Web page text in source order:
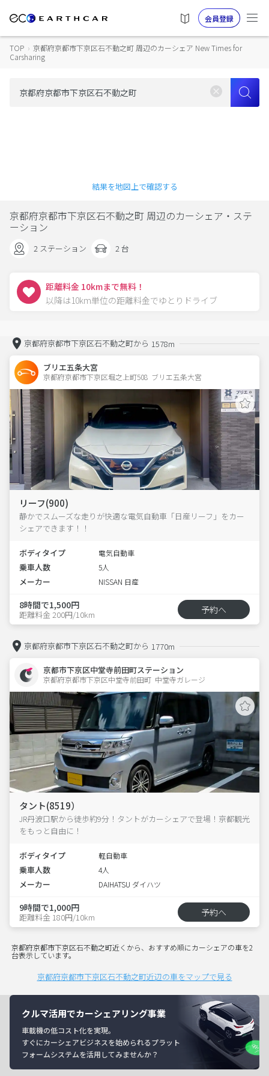
会員登録
TOP › 京都府京都市下京区石不動之町 周辺のカーシェア New Times for
Carsharing
結果を地図上で確認する
京都府京都市下京区石不動之町 周辺のカーシェア・ステ
ーション
2 ステーション 2 台
距離料金 10kmまで無料！
以降は10km単位の距離料金でゆとりドライブ
京都府京都市下京区石不動之町から 1578m
ブリエ五条大宮
京都府京都市下京区堀之上町508  ブリエ五条大宮
リーフ(900)
静かでスムーズな走りが快適な電気自動車「日産リーフ」をカー
シェアできます！！
ボディタイプ 電気自動車
乗車人数 5人
メーカー NISSAN 日産
8時間で1,500円
距離料金 200円/10km 予約へ
京都府京都市下京区石不動之町から 1770m
京都市下京区中堂寺前田町ステーション
京都府京都市下京区中堂寺前田町  中堂寺ガレージ
タント(8519）
JR丹波口駅から徒歩約9分！タントがカーシェアで登場！京都観光
をもっと自由に！
ボディタイプ 軽自動車
乗車人数 4人
メーカー DAIHATSU ダイハツ
9時間で1,000円
距離料金 180円/10km 予約へ
京都府京都市下京区石不動之町近くから、おすすめ順にカーシェアの車を2
台表示しています。
京都府京都市下京区石不動之町近辺の車をマップで見る
クルマ活用でカーシェアリング事業
車載機の低コスト化を実現。
すぐにカーシェアビジネスを始められるプラット
フォームシステムを活用してみませんか？